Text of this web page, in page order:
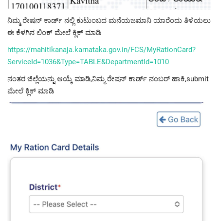
ನಿಮ್ಮ ರೇಷನ್ ಕಾರ್ಡ್ ನಲ್ಲಿ ಕುಟುಂಬದ ಮನೆಯಜಮಾನಿ ಯಾರೆಂದು ತಿಳಿಯಲು
ಈ ಕೆಳಗಿನ ಲಿಂಕ್ ಮೇಲೆ ಕ್ಲಿಕ್ ಮಾಡಿ
https://mahitikanaja.karnataka.gov.in/FCS/MyRationCard?
ServiceId=1036&Type=TABLE&DepartmentId=1010
ನಂತರ ಜಿಲ್ಲೆಯನ್ನು ಆಯ್ಕೆ ಮಾಡಿ,ನಿಮ್ಮ ರೇಷನ್ ಕಾರ್ಡ್ ನಂಬರ್ ಹಾಕಿ,submit
ಮೇಲೆ ಕ್ಲಿಕ್ ಮಾಡಿ